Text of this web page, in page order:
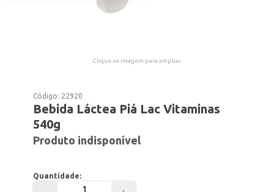
Clique na imagem para ampliar.
Código: 22920
Bebida Láctea Piá Lac Vitaminas
540g
Produto indisponível
Quantidade: